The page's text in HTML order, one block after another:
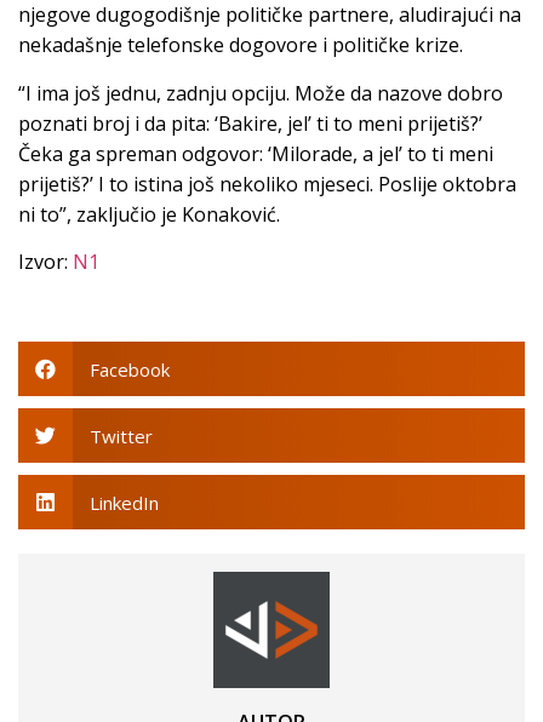
njegove dugogodišnje političke partnere, aludirajući na
nekadašnje telefonske dogovore i političke krize.
“I ima još jednu, zadnju opciju. Može da nazove dobro
poznati broj i da pita: ‘Bakire, jel’ ti to meni prijetiš?’
Čeka ga spreman odgovor: ‘Milorade, a jel’ to ti meni
prijetiš?’ I to istina još nekoliko mjeseci. Poslije oktobra
ni to”, zaključio je Konaković.
Izvor: N1
Facebook
Twitter
LinkedIn